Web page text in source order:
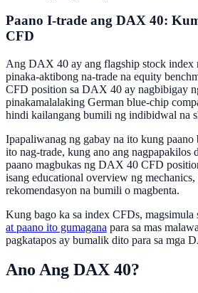
Paano I-trade ang DAX 40:
CFD
Ang DAX 40 ay ang flagship stock index
pinaka-aktibong na-trade na equity
CFD position sa DAX 40 ay nagbibigay
pinakamalalaking German blue-chip
hindi kailangang bumili ng indibidwal na
Ipapaliwanag ng gabay na ito kung
ito nag-trade, kung ano ang nagpapakilos
paano magbukas ng DAX 40 CFD
isang educational overview ng
rekomendasyon na bumili o magbenta.
Kung bago ka sa index CFDs, magsimula
at paano ito gumagana para sa mas
pagkatapos ay bumalik dito para sa mga
Ano Ang DAX 40?